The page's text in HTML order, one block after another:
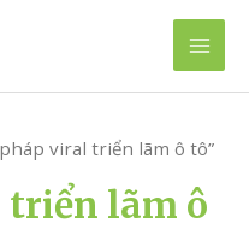
Main
viral triển lãm ô tô”
lãm ô